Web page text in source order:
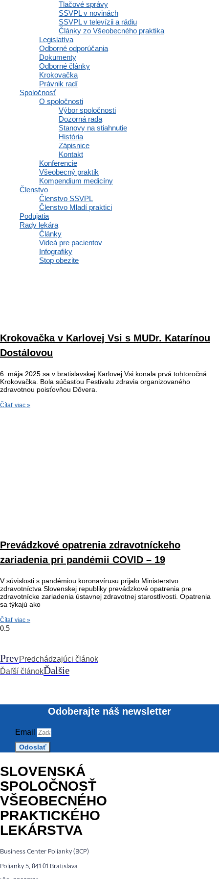
Tlačové správy
SSVPL v novinách
SSVPL v televízii a rádiu
Články zo Všeobecného praktika
Legislatíva
Odborné odporúčania
Dokumenty
Odborné články
Krokovačka
Právnik radí
Spoločnosť
O spoločnosti
Výbor spoločnosti
Dozorná rada
Stanovy na stiahnutie
História
Zápisnice
Kontakt
Konferencie
Všeobecný praktik
Kompendium medicíny
Členstvo
Členstvo SSVPL
Členstvo Mladí praktici
Podujatia
Rady lekára
Články
Videá pre pacientov
Infografiky
Stop obezite
Zápis konečného užívateľa výhod do
obchodného registra je potrebné vykonať do
konca roka 2019
Lekárne a ambulancie poskytujúce zdravotnú starostlivosť formou
právnickej osoby, nezabudnite na povinnosť zápisu konečného
užívateľa výhod do obchodného registra. Túto
Krokovačka v Karlovej Vsi s MUDr. Katarínou
Dostálovou
6. mája 2025 sa v bratislavskej Karlovej Vsi konala prvá tohtoročná
Krokovačka. Bola súčasťou Festivalu zdravia organizovaného
zdravotnou poisťovňou Dôvera.
Čítať viac »
Prevádzkové opatrenia zdravotníckeho
zariadenia pri pandémii COVID – 19
V súvislosti s pandémiou koronavírusu prijalo Ministerstvo
zdravotníctva Slovenskej republiky prevádzkové opatrenia pre
zdravotnícke zariadenia ústavnej zdravotnej starostlivosti. Opatrenia
sa týkajú ako
Čítať viac »
PrevPredchádzajúci článok
Ďaľší článokĎalšie
Odoberajte náš newsletter
Email
Odoslať
SLOVENSKÁ
SPOLOČNOSŤ
VŠEOBECNÉHO
PRAKTICKÉHO
LEKÁRSTVA
Business Center Polianky (BCP)
Polianky 5, 841 01 Bratislava